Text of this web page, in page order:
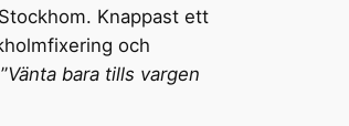
Knappast ett
och
Vänta bara tills vargen